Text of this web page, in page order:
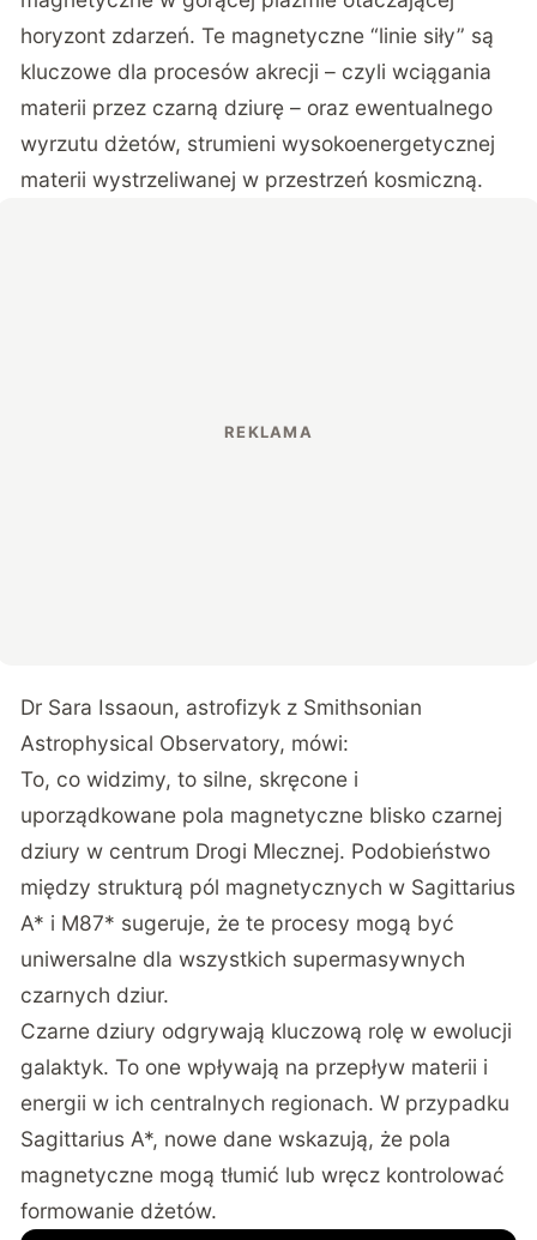
horyzont zdarzeń. Te magnetyczne “linie siły” są
kluczowe dla procesów akrecji – czyli wciągania
materii przez czarną dziurę – oraz ewentualnego
wyrzutu dżetów, strumieni wysokoenergetycznej
materii wystrzeliwanej w przestrzeń kosmiczną.
Dr Sara Issaoun, astrofizyk z Smithsonian
Astrophysical Observatory, mówi:
To, co widzimy, to silne, skręcone i
uporządkowane pola magnetyczne blisko czarnej
dziury w centrum Drogi Mlecznej. Podobieństwo
między strukturą pól magnetycznych w Sagittarius
A* i M87* sugeruje, że te procesy mogą być
uniwersalne dla wszystkich supermasywnych
czarnych dziur.
Czarne dziury odgrywają kluczową rolę w ewolucji
galaktyk. To one wpływają na przepływ materii i
energii w ich centralnych regionach. W przypadku
Sagittarius A*, nowe dane wskazują, że pola
magnetyczne mogą tłumić lub wręcz kontrolować
formowanie dżetów.